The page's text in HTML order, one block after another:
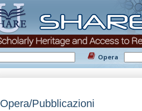
Opera
Opera/Pubblicazioni